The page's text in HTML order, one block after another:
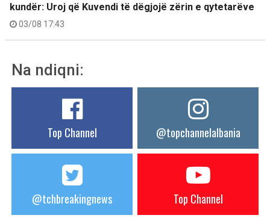
kundër: Uroj që Kuvendi të dëgjojë zërin e qytetarëve
03/08 17:43
Na ndiqni:
Top Channel @topchannelalbania
@tchbreakingnews Top Channel